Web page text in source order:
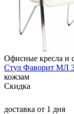
Офисные кресла и
Стул Фаворит МЛ
кожзам
Скидка
доставка от 1 дня